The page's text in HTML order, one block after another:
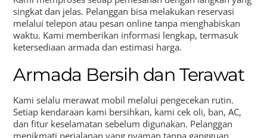
singkat dan jelas. Pelanggan bisa melakukan reservasi
melalui telepon atau pesan online tanpa menghabiskan
waktu. Kami memberikan informasi lengkap, termasuk
ketersediaan armada dan estimasi harga.
Armada Bersih dan Terawat
Kami selalu merawat mobil melalui pengecekan rutin.
Setiap kendaraan kami bersihkan, kami cek oli, ban, AC,
dan fitur keselamatan sebelum digunakan. Pelanggan